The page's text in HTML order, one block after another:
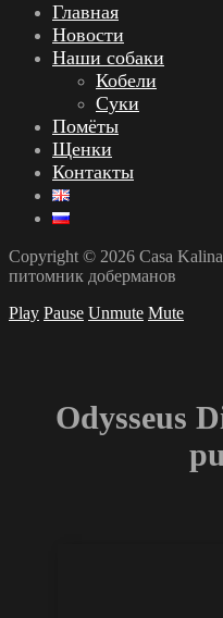
Главная
Новости
Наши собаки
Кобели
Суки
Помёты
Щенки
Контакты
Copyright © 2026 Casa
питомник доберманов
Play Pause Unmute Mute
Odysseus